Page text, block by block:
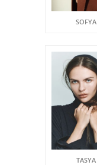
SOFYA
TASYA